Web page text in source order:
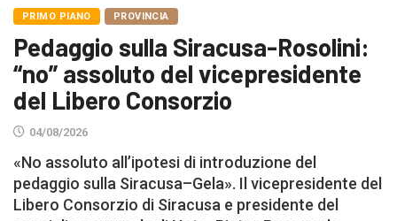
PRIMO PIANO PROVINCIA
Pedaggio sulla Siracusa-Rosolini:
“no” assoluto del vicepresidente
del Libero Consorzio
04/08/2026
«No assoluto all’ipotesi di introduzione del
pedaggio sulla Siracusa–Gela». Il vicepresidente del
Libero Consorzio di Siracusa e presidente del